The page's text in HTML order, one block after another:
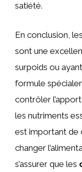
satiété.
En conclusion, les
sont une
surpoids ou
formule
contrôler
les nutriments
est important de
changer
s’assurer que les